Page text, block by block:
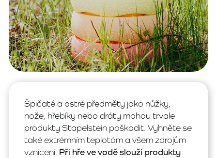
Špičaté a ostré předměty jako nůžky,
nože, hřebíky nebo dráty mohou trvale
produkty Stapelstein poškodit. Vyhněte se
také extrémním teplotám a všem zdrojům
vznícení. Při hře ve vodě slouží produkty